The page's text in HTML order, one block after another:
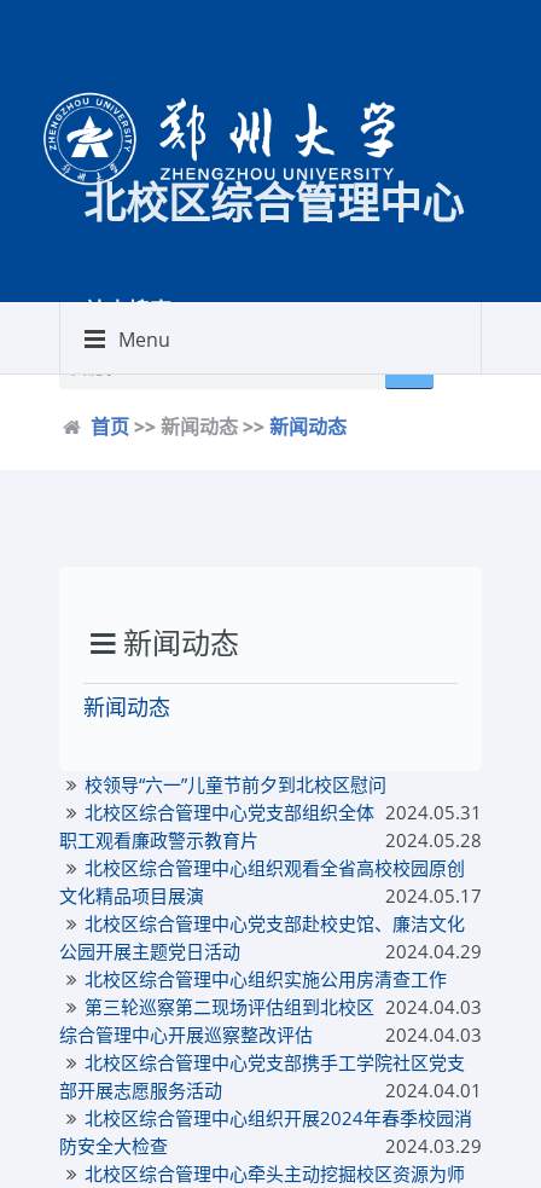
北校区综合管理中心
站内搜索WEB SEARCH
Menu
首页>> 新闻动态 >>新闻动态
新闻动态
新闻动态
校领导“六一”儿童节前夕到北校区慰问
2024.05.31
北校区综合管理中心党支部组织全体
职工观看廉政警示教育片
2024.05.28
北校区综合管理中心组织观看全省高校校园原创
文化精品项目展演
2024.05.17
北校区综合管理中心党支部赴校史馆、廉洁文化
公园开展主题党日活动
2024.04.29
北校区综合管理中心组织实施公用房清查工作
2024.04.03
第三轮巡察第二现场评估组到北校区
综合管理中心开展巡察整改评估
2024.04.03
北校区综合管理中心党支部携手工学院社区党支
部开展志愿服务活动
2024.04.01
北校区综合管理中心组织开展2024年春季校园消
防安全大检查
2024.03.29
北校区综合管理中心牵头主动挖掘校区资源为师